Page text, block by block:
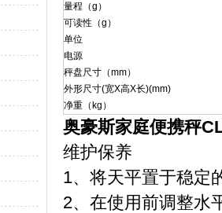
量程（g）
可读性（g）
单位
电源
秤盘尺寸（mm）
外形尺寸(宽X高X长)(mm)
净重（kg）
奥豪斯家庭便携秤
维护保养
1、将天平置于稳定
2、在使用前调整水